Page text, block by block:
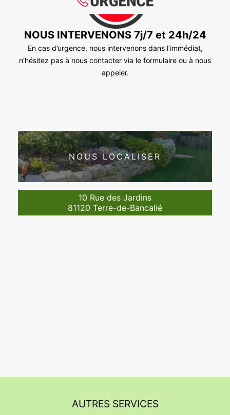
NOUS INTERVENONS 7j/7 et 24h/24
En cas d’urgence, nous intervenons dans l’immédiat,
n’hésitez pas à nous contacter via le formulaire ou à nous
appeler.
NOUS LOCALISER
10 Rue des Jardins
81120 Terre-de-Bancalié
AUTRES SERVICES